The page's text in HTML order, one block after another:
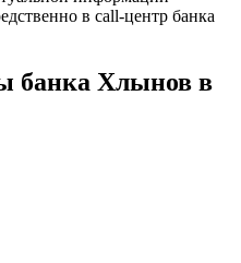
в call-центр банка
банка Хлынов в